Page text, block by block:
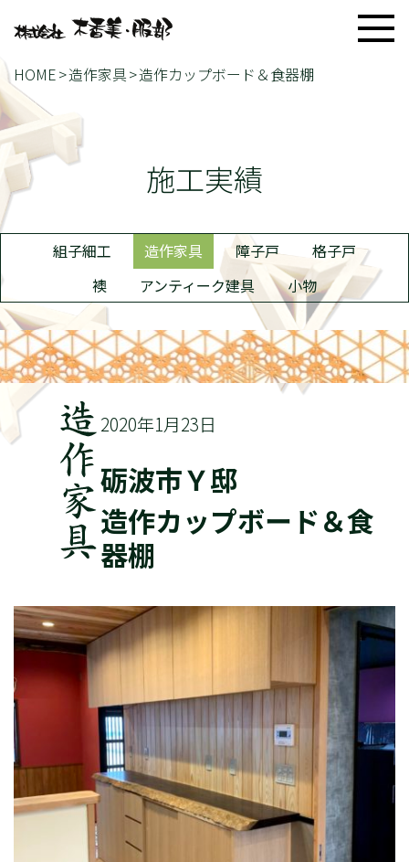
HOME 造作家具 造作カップボード＆食器棚
施工実績
組子細工 造作家具 障子戸
格子戸
襖
アンティーク建具 小物
2020年1月23日
砺波市Ｙ邸
造作カップボード＆食
器棚